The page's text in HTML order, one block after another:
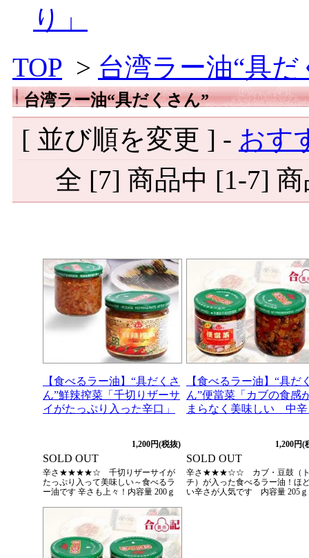
り」
TOP > 台湾ラー油“具だ
台湾ラー油“具だくさん”
[ 並び順を変更 ] - おす
全 [7] 商品中 [1-7]
【食べるラー油】“具だくさ
ん”鮮辣搾菜「千切りザーサ
イがたっぷり入った辛口」
1,200円(税抜)
SOLD OUT
辛さ★★★★☆ 千切りザーサイが
たっぷり入って美味しい～食べるラ
ー油です 辛さも上々！内容量 200ｇ
【食べるラー油】“具だ
ん”便當菜「カブの食感
まらなく美味しい 中
1,200円(
SOLD OUT
辛さ★★★☆☆ カブ・豆鼓（
チ）が入った食べるラー油！ほ
い辛さが人気です 内容量 205ｇ